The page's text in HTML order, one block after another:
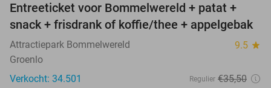
23%
Entreeticket voor Bommelwereld + patat +
snack + frisdrank of koffie/thee + appelgebak
Attractiepark Bommelwereld 9.5 star
Groenlo
Verkocht: 34.501
Regulier €35,50